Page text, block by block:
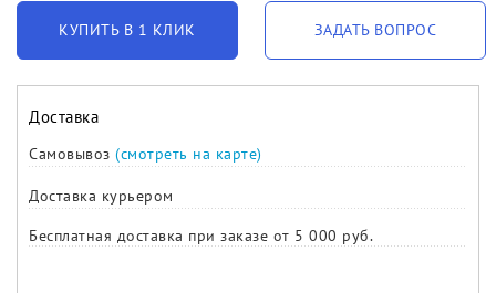
КУПИТЬ В 1 КЛИК ЗАДАТЬ ВОПРОС
Доставка
Самовывоз (смотреть на карте)
Доставка курьером
Бесплатная доставка при заказе от 5 000 руб.